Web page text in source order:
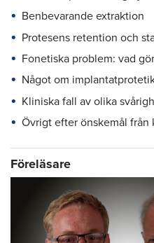
Benbevarande extraktion
Protesens retention och
Fonetiska problem: vad
Något om
Kliniska fall av olika
Övrigt efter önskemål från
Föreläsare